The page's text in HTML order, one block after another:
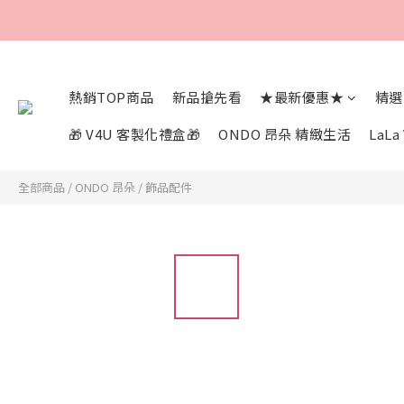
熱銷TOP商品 新品搶先看 ★最新優惠★
精
🎁 V4U 客製化禮盒🎁
ONDO 昂朵 精緻生活 LaLa
全部商品 / ONDO 昂朵 / 飾品配件